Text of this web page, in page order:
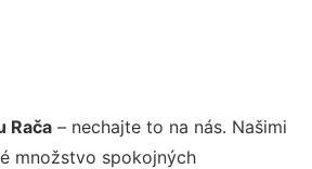
Rača – nechajte to na nás. Našimi
množstvo spokojných